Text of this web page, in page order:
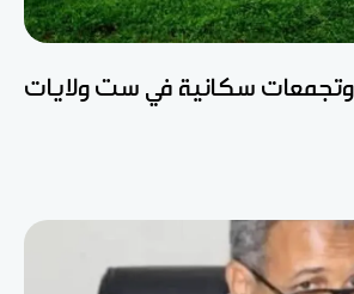
سكانية في ست ولايات